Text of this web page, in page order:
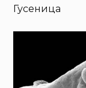
Гусеница